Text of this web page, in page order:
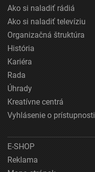
Ako si naladiť rádiá
Ako si naladiť televíziu
Organizačná štruktúra
História
Kariéra
Rada
Úhrady
Kreatívne centrá
Vyhlásenie o prístupnosti
E-SHOP
Reklama